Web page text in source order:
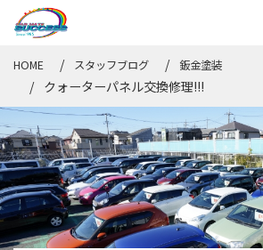
HOME スタッフブログ 鈑金塗装
クォーターパネル交換修理!!!